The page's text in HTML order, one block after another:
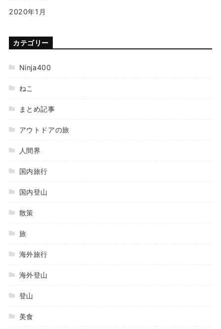
2020年1月
カテゴリー
Ninja400
ねこ
まとめ記事
アウトドアの旅
人間界
国内旅行
国内登山
散策
旅
海外旅行
海外登山
登山
美食